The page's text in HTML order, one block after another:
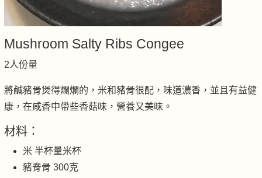
Mushroom Salty Ribs Congee
2人份量
將鹹豬骨煲得爛爛的，米和豬骨很配，味道濃香，並且有益健
康，在咸香中帶些香菇味，營養又美味。
材料：
米 半杯量米杯
豬脊骨 300克